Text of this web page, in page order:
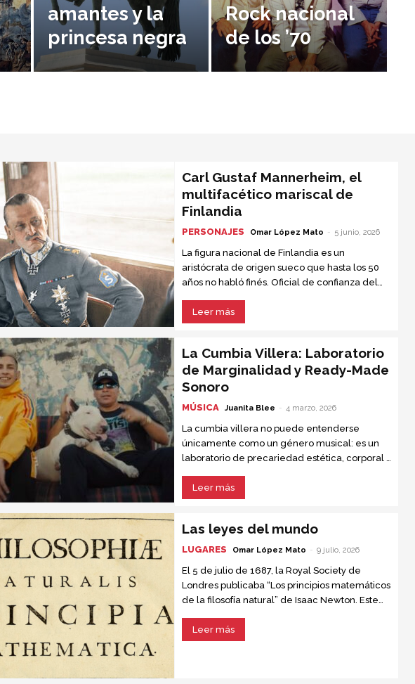
amantes y la
princesa negra
Rock nacional
de los ’70
Carl Gustaf Mannerheim, el
multifacético mariscal de
Finlandia
PERSONAJES Omar López Mato - 5 junio, 2026
La figura nacional de Finlandia es un
aristócrata de origen sueco que hasta los 50
años no habló finés. Oficial de confianza del
actuación en el ejército ruso durante la
Primera Guerra Mundial y sólo aceptaba
a anexarse a Rusia.
Leer más
La Cumbia Villera: Laboratorio
de Marginalidad y Ready-Made
Sonoro
MÚSICA Juanita Blee - 4 marzo, 2026
La cumbia villera no puede entenderse
únicamente como un género musical: es un
laboratorio de precariedad estética, corporal y
las letras y los sonidos se...
Leer más
Las leyes del mundo
LUGARES Omar López Mato - 9 julio, 2026
El 5 de julio de 1687, la Royal Society de
Londres publicaba “Los principios matemáticos
de la filosofía natural” de Isaac Newton. Este
entendía”, se convirtió en la obra científica más
importante jamás escrita.
Leer más